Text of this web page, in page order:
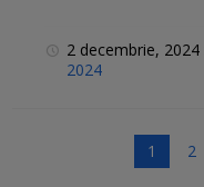
2 decembrie, 2024
2024
1 2